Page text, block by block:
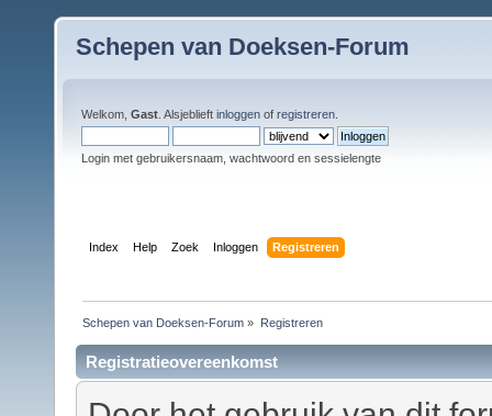
Schepen van Doeksen-Forum
Welkom, Gast . Alsjeblieft inloggen of registreren
Login met gebruikersnaam, wachtwoord en sessielengte
Index Help Zoek Inloggen Registreren
Schepen van Doeksen-Forum » Registreren
Registratieovereenkomst